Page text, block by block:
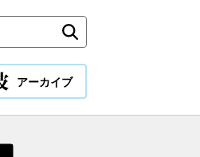
アーカイブ